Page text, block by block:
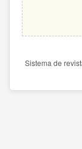
Sistema de